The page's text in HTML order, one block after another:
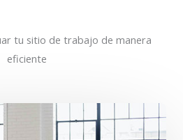
tu sitio de trabajo de manera
eficiente